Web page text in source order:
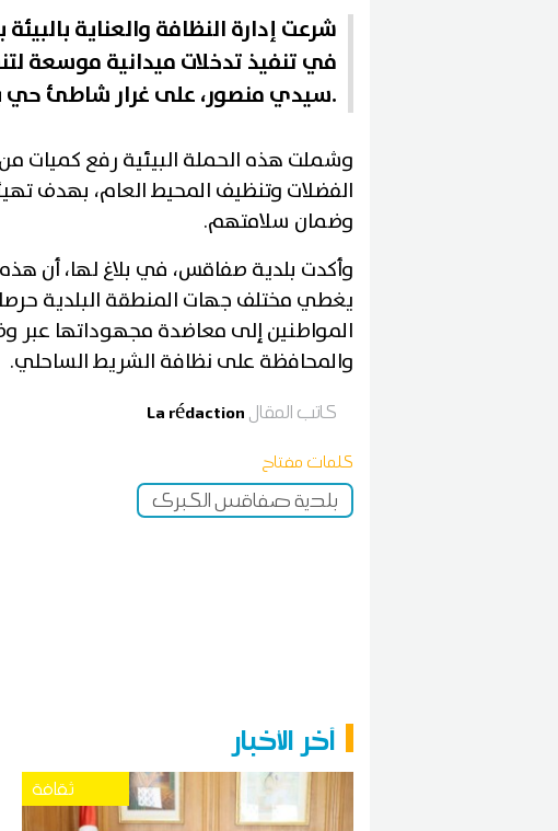
شرعت إدارة النظافة والعناية
في تنفيذ تدخلات ميدانية موسعة
سيدي منصور، على غرار شاطئ حي بورقيبة والكورنيش.
وشملت هذه الحملة البيئية رفع كميات من
الفضلات وتنظيف المحيط العام، بهدف
وضمان سلامتهم.
وأكدت بلدية صفاقس، في بلاغ لها، أن
يغطي مختلف جهات المنطقة البلدية حرصا
المواطنين إلى معاضدة مجهوداتها عبر
والمحافظة على نظافة الشريط الساحلي.
كاتب المقال La rédaction
كلمات مفتاح
بلدية صفاقس الكبرى
آخر الأخبار
ثقافة